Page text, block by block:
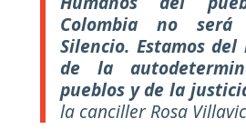
Colombia no será
Silencio. Estamos
de la
pueblos y de la
la canciller Rosa